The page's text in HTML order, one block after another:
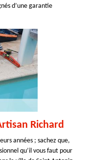
d’une garantie
Richard
années ; sachez que,
qu’il vous faut pour